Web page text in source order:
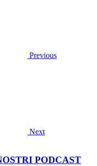
Previous
Next
PODCAST